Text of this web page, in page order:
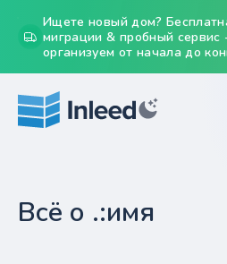
Ищете новый дом?
миграции & пробный сервис
организуем от начала до
Всё о .:имя